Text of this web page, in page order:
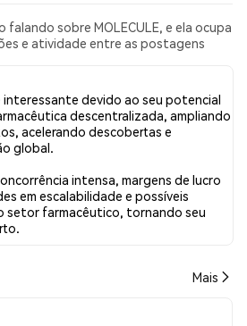
falando sobre MOLECULE, e ela ocupa
e atividade entre as postagens
sociais foi Baixista. Por fim, foram
sobre MOLECULE. No Twitter,
um sentimento otimista em
tweets com sentimento pessimista
dos tweets foram neutros em relação
são baseados em 0 tweets.
interessante devido ao seu potencial
descentralizada, ampliando
acelerando descobertas e
global.
intensa, margens de lucro
em escalabilidade e possíveis
setor farmacêutico, tornando seu
Mais